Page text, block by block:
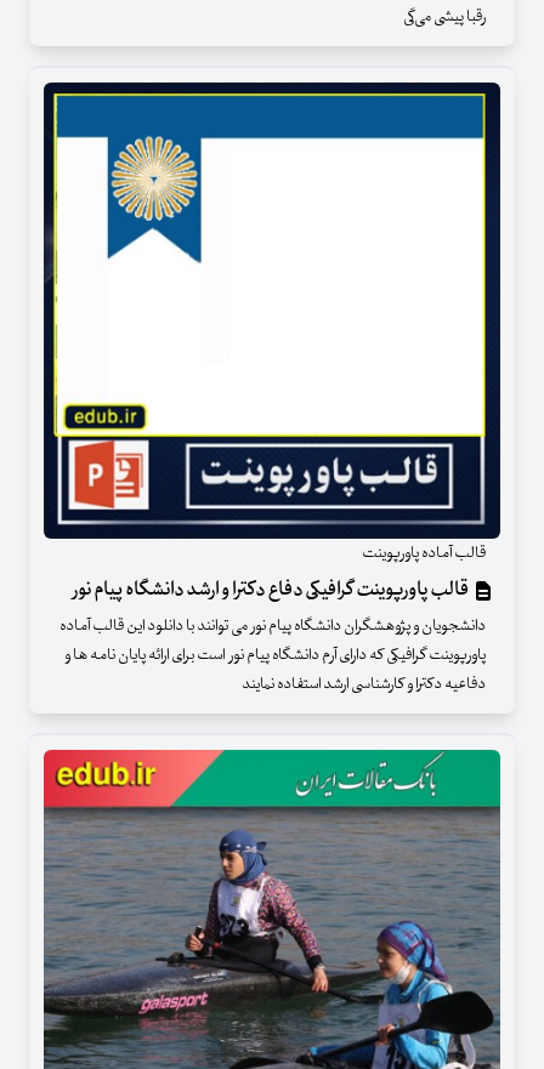
رقبا پیشی می‌گی
قالب آماده پاورپوینت
قالب پاورپوینت گرافیکی دفاع دکترا و ارشد دانشگاه پیام نور
دانشجویان و پژوهشگران دانشگاه پیام نور می توانند با دانلود این قالب آماده
پاورپوینت گرافیکی که دارای آرم دانشگاه پیام نور است برای ارائه پایان نامه ها و
دفاعیه دکترا و کارشناسی ارشد استفاده نمایند